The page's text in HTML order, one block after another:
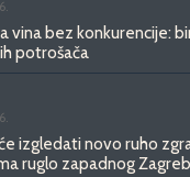
vina bez konkurencije:
potrošača
izgledati novo ruho
ruglo zapadnog